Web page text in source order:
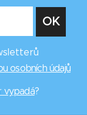
osobních údajů
vypadá?